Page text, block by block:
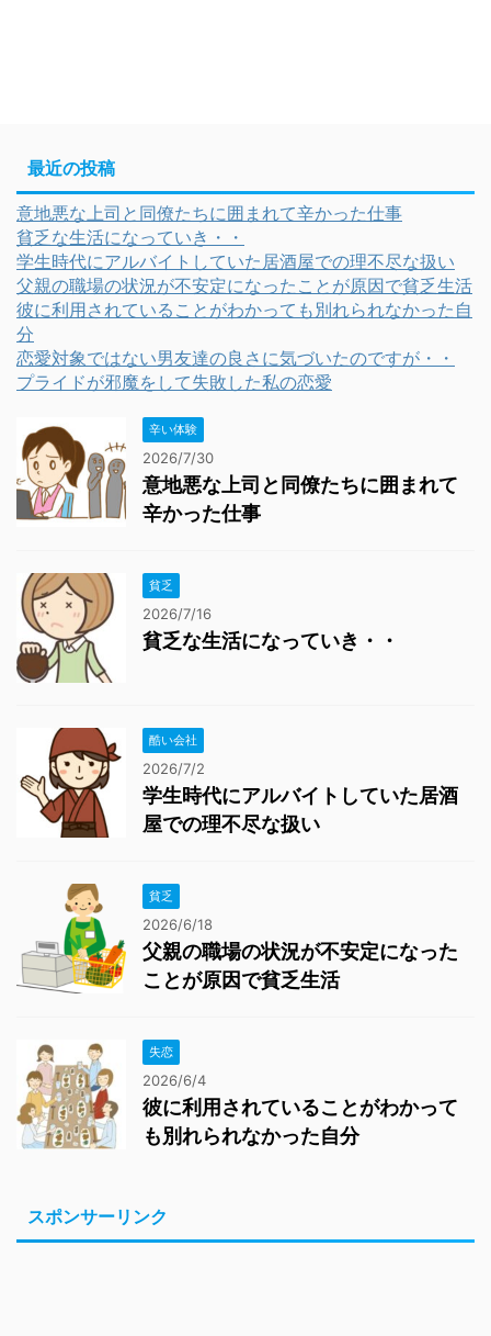
最近の投稿
意地悪な上司と同僚たちに囲まれて辛かった仕事
貧乏な生活になっていき・・
学生時代にアルバイトしていた居酒屋での理不尽な扱い
父親の職場の状況が不安定になったことが原因で貧乏生活
彼に利用されていることがわかっても別れられなかった自
分
恋愛対象ではない男友達の良さに気づいたのですが・・
プライドが邪魔をして失敗した私の恋愛
辛い体験
2026/7/30
意地悪な上司と同僚たちに囲まれて
辛かった仕事
貧乏
2026/7/16
貧乏な生活になっていき・・
酷い会社
2026/7/2
学生時代にアルバイトしていた居酒
屋での理不尽な扱い
貧乏
2026/6/18
父親の職場の状況が不安定になった
ことが原因で貧乏生活
失恋
2026/6/4
彼に利用されていることがわかって
も別れられなかった自分
スポンサーリンク